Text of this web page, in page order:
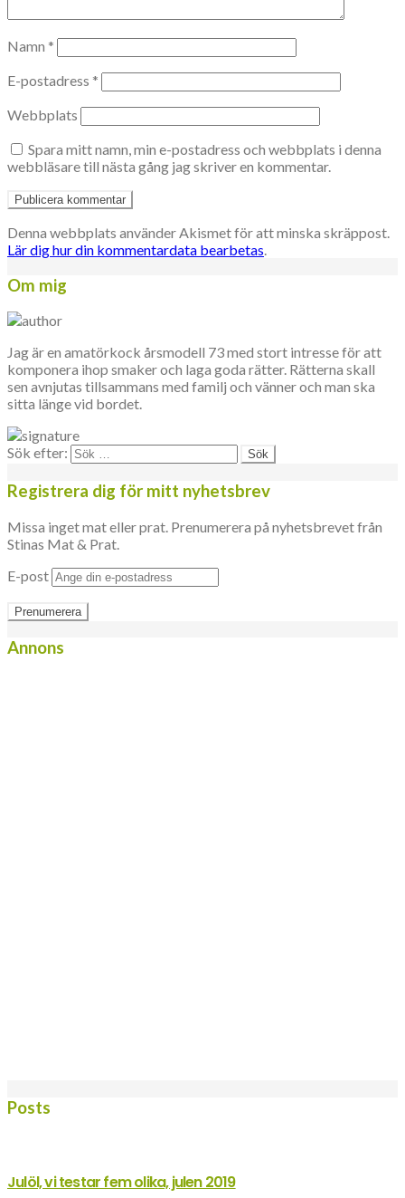
Namn *
E-postadress *
Webbplats
Spara mitt namn, min e-postadress och webbplats i denna
webbläsare till nästa gång jag skriver en kommentar.
Denna webbplats använder Akismet för att minska skräppost.
Lär dig hur din kommentardata bearbetas.
Om mig
Jag är en amatörkock årsmodell 73 med stort intresse för att
komponera ihop smaker och laga goda rätter. Rätterna skall
sen avnjutas tillsammans med familj och vänner och man ska
sitta länge vid bordet.
Sök efter:
Registrera dig för mitt nyhetsbrev
Missa inget mat eller prat. Prenumerera på nyhetsbrevet från
Stinas Mat & Prat.
E-post
Annons
Posts
Julöl, vi testar fem olika, julen 2019